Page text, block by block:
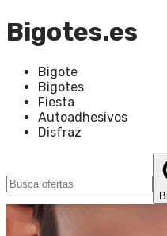
Bigotes.es
Bigote
Bigotes
Fiesta
Autoadhesivos
Disfraz